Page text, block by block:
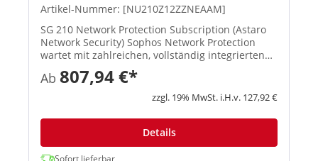
Artikel-Nummer: [NU210Z12ZZNEAAM]
SG 210 Network Protection Subscription (Astaro
Network Security) Sophos Network Protection
wartet mit zahlreichen, vollständig integrierten
Funktionen auf: Intrusion Protection, Schutz vor
Denial-of-Service-Attacken, VPN-Gateway, HTML5
Ab 807,94 €*
zzgl. 19% MwSt. i.H.v. 127,92 €
Details
Sofort lieferbar